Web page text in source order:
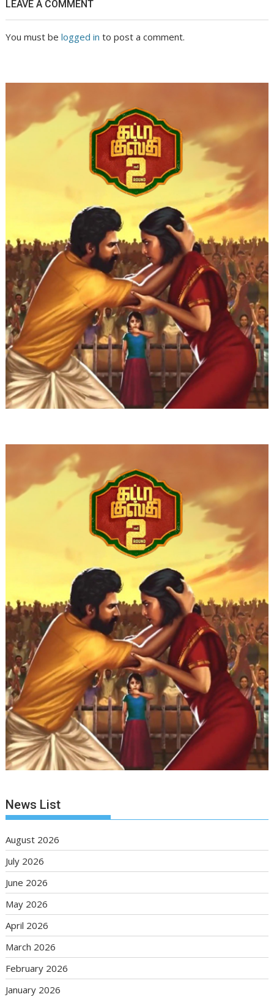
LEAVE A COMMENT
You must belogged in to post a comment.
News List
August 2026
July 2026
June 2026
May 2026
April 2026
March 2026
February 2026
January 2026